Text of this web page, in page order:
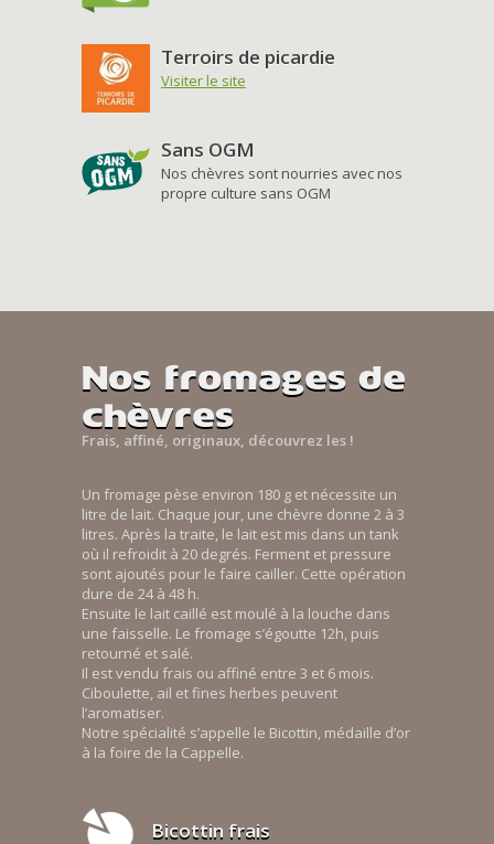
Terroirs de picardie
Visiter le site
Sans OGM
Nos chèvres sont nourries avec nos
propre culture sans OGM
Nos fromages de
chèvres
Frais, affiné, originaux, découvrez les !
Un fromage pèse environ 180 g et nécessite un
litre de lait. Chaque jour, une chèvre donne 2 à 3
litres. Après la traite, le lait est mis dans un tank
où il refroidit à 20 degrés. Ferment et pressure
sont ajoutés pour le faire cailler. Cette opération
dure de 24 à 48 h.
Ensuite le lait caillé est moulé à la louche dans
une faisselle. Le fromage s’égoutte 12h, puis
retourné et salé.
Il est vendu frais ou affiné entre 3 et 6 mois.
Ciboulette, ail et fines herbes peuvent
l’aromatiser.
Notre spécialité s’appelle le Bicottin, médaille d’or
à la foire de la Cappelle.
Bicottin frais